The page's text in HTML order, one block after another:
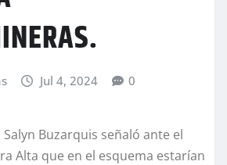
Jul 4, 2024 0
Buzarquis señaló ante el
Alta que en el esquema estarían